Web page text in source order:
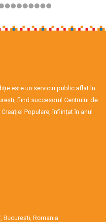
este un serviciu public aflat în
fiind succesorul Centrului de
Populare, înființat în anul
București, Romania